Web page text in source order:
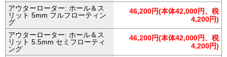
アウターローター: ホール＆ス
リット 5mm フルフローティン
グ
46,200円(本体42,000円、税
4,200円)
アウターローター: ホール＆ス
リット 5.5mm セミフローティ
ング
46,200円(本体42,000円、税
4,200円)